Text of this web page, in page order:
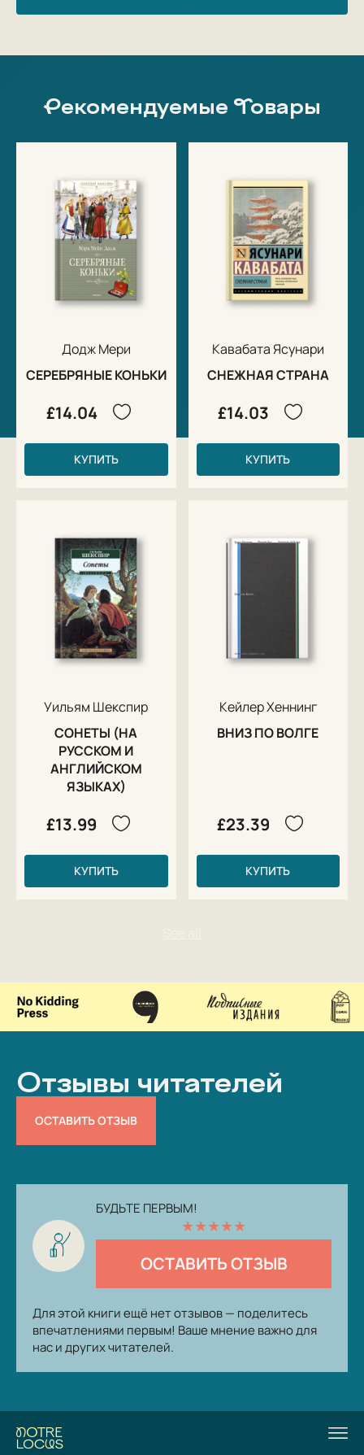
Рекомендуемые Товары
Додж Мери
СЕРЕБРЯНЫЕ КОНЬКИ
£14.04
КУПИТЬ
Кавабата Ясунари
СНЕЖНАЯ СТРАНА
£14.03
КУПИТЬ
Уильям Шекспир
СОНЕТЫ (НА
РУССКОМ И
АНГЛИЙСКОМ
ЯЗЫКАХ)
£13.99
КУПИТЬ
Кейлер Хеннинг
ВНИЗ ПО ВОЛГЕ
£23.39
КУПИТЬ
Отзывы читателей
ОСТАВИТЬ ОТЗЫВ
БУДЬТЕ ПЕРВЫМ!
★★★★★
ОСТАВИТЬ ОТЗЫВ
Для этой книги ещё нет отзывов — поделитесь
впечатлениями первым! Ваше мнение важно для
нас и других читателей.